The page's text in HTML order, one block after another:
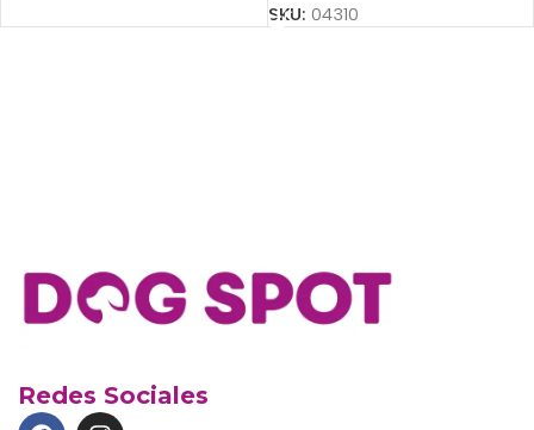
SKU: 04310
Redes Sociales